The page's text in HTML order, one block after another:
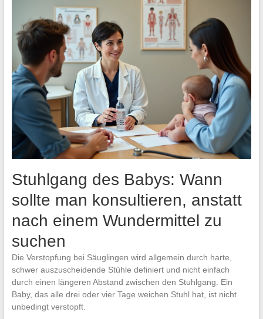
Stuhlgang des Babys: Wann
sollte man konsultieren, anstatt
nach einem Wundermittel zu
suchen
Die Verstopfung bei Säuglingen wird allgemein durch harte,
schwer auszuscheidende Stühle definiert und nicht einfach
durch einen längeren Abstand zwischen den Stuhlgang. Ein
Baby, das alle drei oder vier Tage weichen Stuhl hat, ist nicht
unbedingt verstopft.